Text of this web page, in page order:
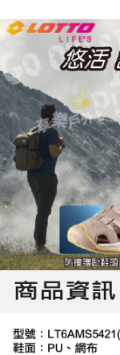
任。
４．使用「AFTEE先
時審查核予不同之上
請求用戶進行身份認證
５．嚴禁一人註冊多個
恩沛科技股份有限公